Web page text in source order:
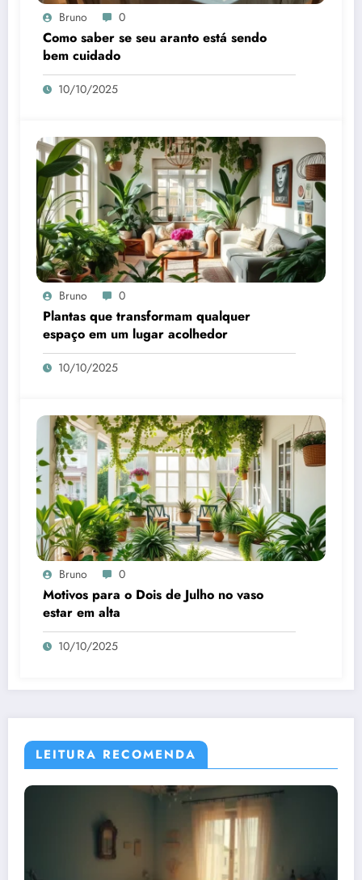
Bruno 0
Como saber se seu aranto está sendo
bem cuidado
10/10/2025
Bruno 0
Plantas que transformam qualquer
espaço em um lugar acolhedor
10/10/2025
Bruno 0
Motivos para o Dois de Julho no vaso
estar em alta
10/10/2025
LEITURA RECOMENDA